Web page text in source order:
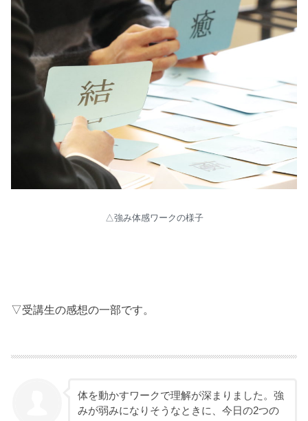
△強み体感ワークの様子
▽受講生の感想の一部です。
体を動かすワークで理解が深まりました。強
みが弱みになりそうなときに、今日の2つの